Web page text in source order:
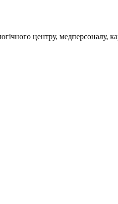
центру, медперсоналу,